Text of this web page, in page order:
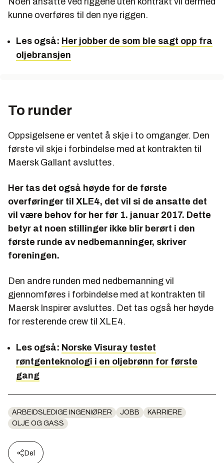
kunne overføres til den nye riggen.
Les også: Her jobber de som ble sagt opp fra
oljebransjen
To runder
Oppsigelsene er ventet å skje i to omganger. Den
første vil skje i forbindelse med at kontrakten til
Maersk Gallant avsluttes.
Her tas det også høyde for de første
overføringer til XLE4, det vil si de ansatte det
vil være behov for her før 1. januar 2017. Dette
betyr at noen stillinger ikke blir berørt i den
første runde av nedbemanninger, skriver
foreningen.
Den andre runden med nedbemanning vil
gjennomføres i forbindelse med at kontrakten til
Maersk Inspirer avsluttes. Det tas også her høyde
for resterende crew til XLE4.
Les også: Norske Visuray testet
røntgenteknologi i en oljebrønn for første
gang
ARBEIDSLEDIGE INGENIØRER JOBB
KARRIERE
OLJE OG GASS
Del